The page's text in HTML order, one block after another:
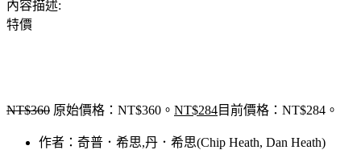
內容描述:
特價
NT$360 原始價格：NT$360。 NT$284目前價格：NT$284。
作者：奇普．希思,丹．希思(Chip Heath, Dan Heath)